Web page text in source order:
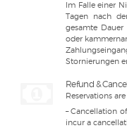
Im Falle einer
Tagen nach
gesamte
oder
Stornierungen
Refund &
Reservations
– Cancellation
incur a